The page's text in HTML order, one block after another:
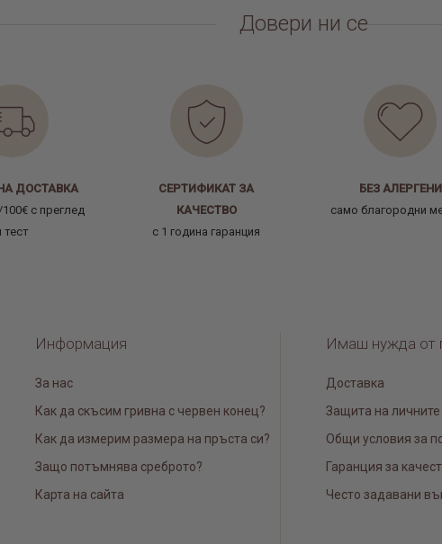
Довери ни се
ДОСТАВКА
с преглед
тест
СЕРТИФИКАТ ЗА
КАЧЕСТВО
с 1 година гаранция
БЕЗ АЛЕРГЕНИ
само благородни
Информация
За нас
Как да скъсим гривна с червен конец?
Как да измерим размера на пръста си?
Защо потъмнява среброто?
Карта на сайта
Имаш нужда от
Доставка
Защита на
Общи условия за
Гаранция за
Често задавани